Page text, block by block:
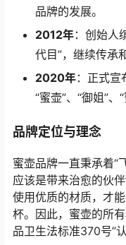
品牌的发展。
2012年：创始人
代目”，继续传承
2020年：正式宣
“蜜壶”、“御姐”、
品牌定位与理念
蜜壶品牌一直秉承着“
应该是带来治愈的伙
使用优质的材质，才
杯。因此，蜜壶的所
品卫生法标准370号”